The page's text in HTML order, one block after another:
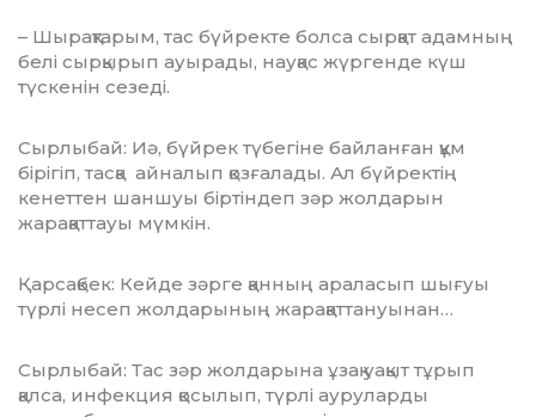
– Шырақтарым, тас бүйректе болса сыр­қат адамның
белі сырқырып ауырады, науқас жүргенде күш
түскенін сезеді.
Сырлыбай: Иә, бүйрек түбегіне бай­лан­ған құм
бірігіп, тасқа айналып қозғалады. Ал бүйректің
кенеттен шаншуы біртіндеп зәр жолдарын
жарақаттауы мүмкін.
Қарсақбек: Кейде зәрге қанның араласып шығуы
түрлі несеп жолдарының жарақат­тануынан…
Сырлыбай: Тас зәр жолдарына ұзақ уақыт тұрып
қалса, инфекция қосылып, түрлі ауруларды